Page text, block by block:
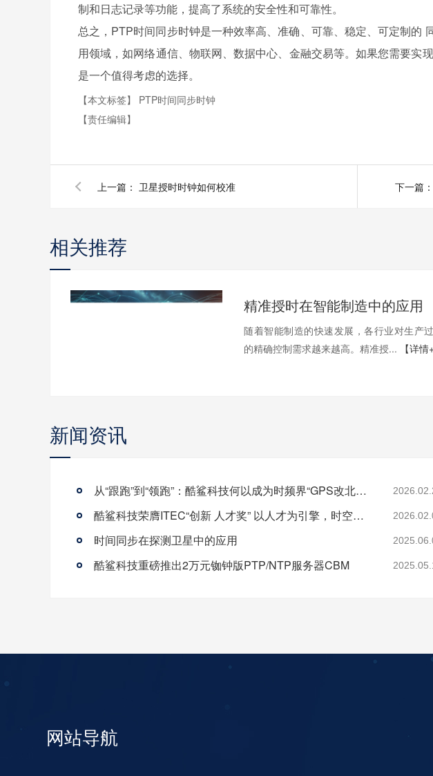
制和日志记录等功能，提高了系统的安全性和可靠性。
总之，PTP时间同步时钟是一种效率高、准确、可靠、稳定、可定制的
用领域，如网络通信、物联网、数据中心、金融交易等。如果您需要实
是一个值得考虑的选择。
【本文标签】 PTP时间同步时钟
【责任编辑】
上一篇： 卫星授时时钟如何校准 下一篇：
相关推荐
精准授时在智能制造中的应用
随着智能制造的快速发展，各行业对生产
的精确控制需求越来越高。精准授...
【详情
新闻资讯
从“跟跑”到“领跑”：酷鲨科技何以成为时频界“GPS改北斗”市场的头号黑马
酷鲨科技荣膺ITEC“创新 人才奖” 以人才为引擎，时空为基石，驱动智能未来
时间同步在探测卫星中的应用
酷鲨科技重磅推出2万元铷钟版PTP/NTP服务器CBM
网站导航